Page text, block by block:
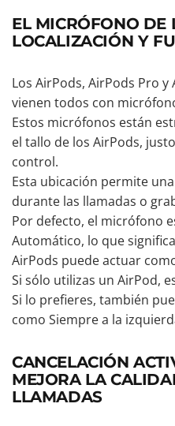
EL MICRÓFONO DE
LOCALIZACIÓN Y
Los AirPods, AirPods Pro
vienen todos con
Estos micrófonos están
el tallo de los AirPods,
control.
Esta ubicación permite
durante las llamadas o
Por defecto, el micrófono
Automático, lo que
AirPods puede actuar
Si sólo utilizas un AirPod,
Si lo prefieres, también
como Siempre a la
CANCELACIÓN
MEJORA LA
LLAMADAS